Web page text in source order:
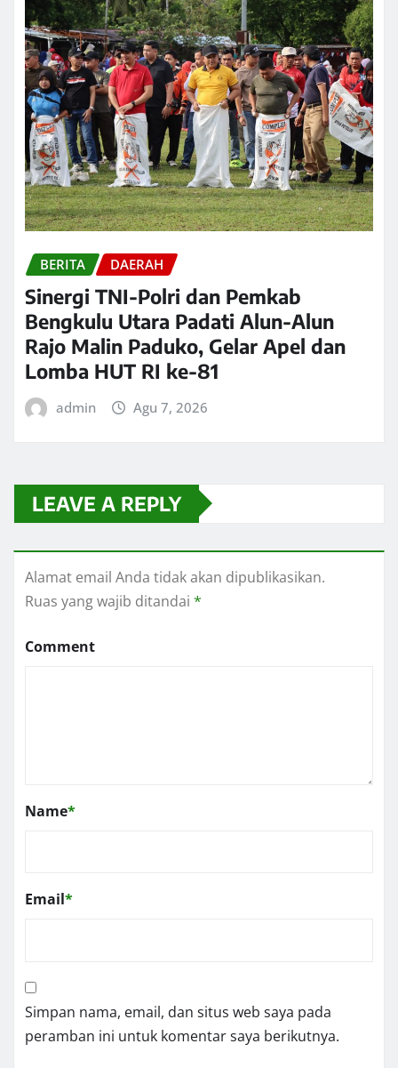
BERITA DAERAH
Sinergi TNI-Polri dan Pemkab
Bengkulu Utara Padati Alun-Alun
Rajo Malin Paduko, Gelar Apel dan
Lomba HUT RI ke-81
admin Agu 7, 2026
LEAVE A REPLY
Alamat email Anda tidak akan dipublikasikan.
Ruas yang wajib ditandai *
Comment
Name*
Email*
Simpan nama, email, dan situs web saya pada
peramban ini untuk komentar saya berikutnya.